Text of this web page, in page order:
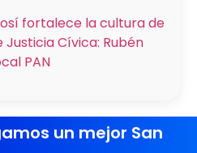
fortalece la cultura de
Justicia Cívica: Rubén
PAN
un mejor San